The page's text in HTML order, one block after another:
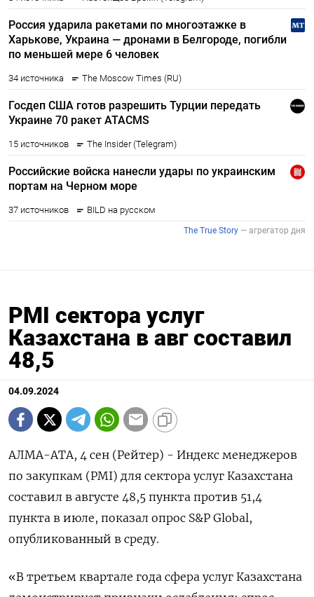
PMI сектора услуг
Казахстана в авг составил
48,5
04.09.2024
АЛМА-АТА, 4 сен (Рейтер) - Индекс менеджеров
по закупкам (PMI) для сектора услуг Казахстана
составил в августе 48,5 пункта против 51,4
пункта в июле, показал опрос S&P Global,
опубликованный в среду.
«В третьем квартале года сфера услуг Казахстана